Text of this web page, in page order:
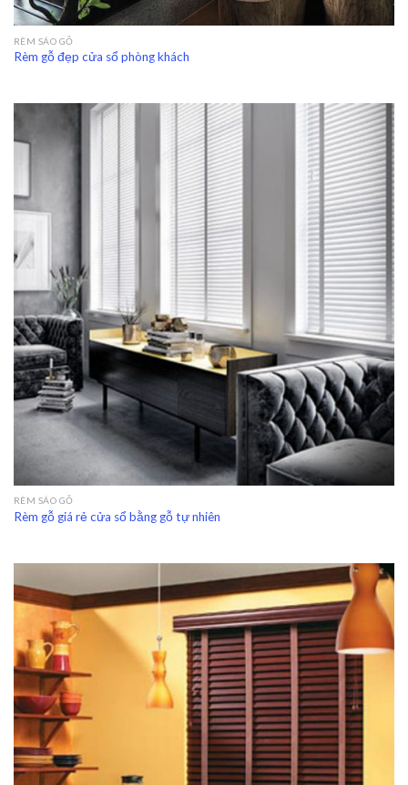
RÈM SÁO GỖ
Rèm gỗ đẹp cửa sổ phòng khách
RÈM SÁO GỖ
Rèm gỗ giá rẻ cửa sổ bằng gỗ tự nhiên